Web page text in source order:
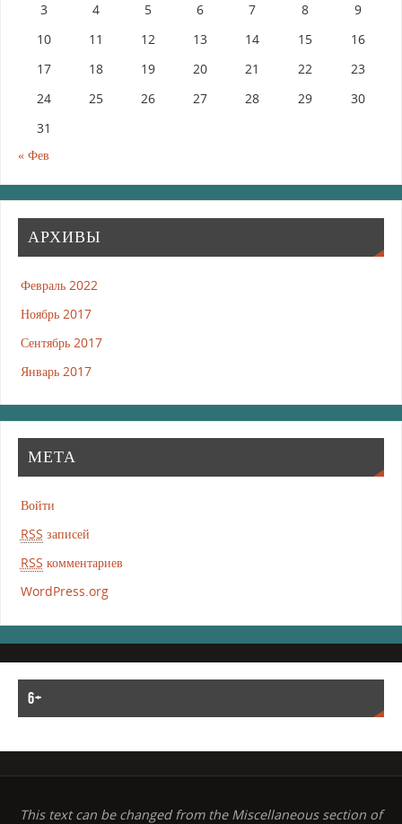
« Фев
3
4 5 6 7 8
9
10
11 12 13 14 15
16
17
18 19 20 21 22
23
24
25 26 27 28 29
30
31
АРХИВЫ
Февраль 2022
Ноябрь 2017
Сентябрь 2017
Январь 2017
МЕТА
Войти
RSS записей
RSS комментариев
WordPress.org
6+
This text can be changed from the Miscellaneous section of